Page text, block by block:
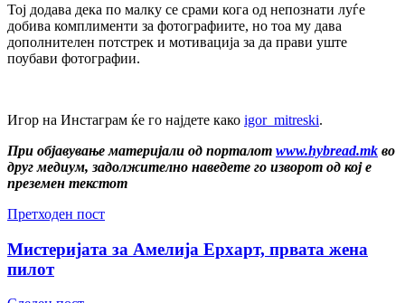
Тој додава дека по малку се срами кога од непознати луѓе
добива комплименти за фотографиите, но тоа му дава
дополнителен потстрек и мотивација за да прави уште
поубави фотографии.
Игор на Инстаграм ќе го најдете како igor_mitreski.
При објавување материјали од порталот www.hybread.mk во
друг медиум, задолжително наведете го изворот од кој е
преземен текстот
Претходен пост
Мистеријата за Амелија Ерхарт, првата жена
пилот